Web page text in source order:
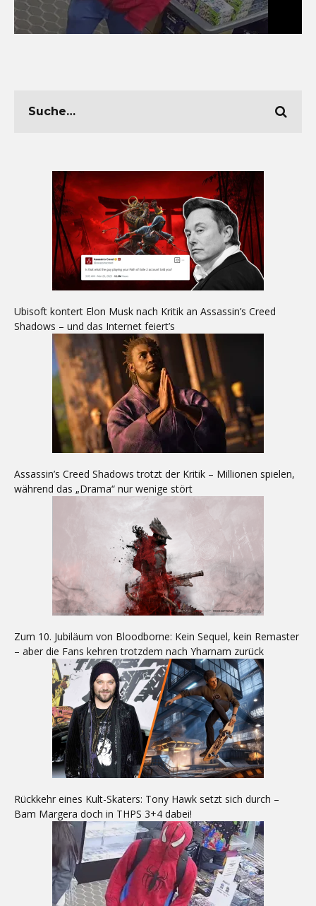
Ubisoft kontert Elon Musk nach Kritik an Assassin’s Creed
Shadows – und das Internet feiert’s
Assassin’s Creed Shadows trotzt der Kritik – Millionen spielen,
während das „Drama“ nur wenige stört
Zum 10. Jubiläum von Bloodborne: Kein Sequel, kein Remaster
– aber die Fans kehren trotzdem nach Yharnam zurück
Rückkehr eines Kult-Skaters: Tony Hawk setzt sich durch –
Bam Margera doch in THPS 3+4 dabei!